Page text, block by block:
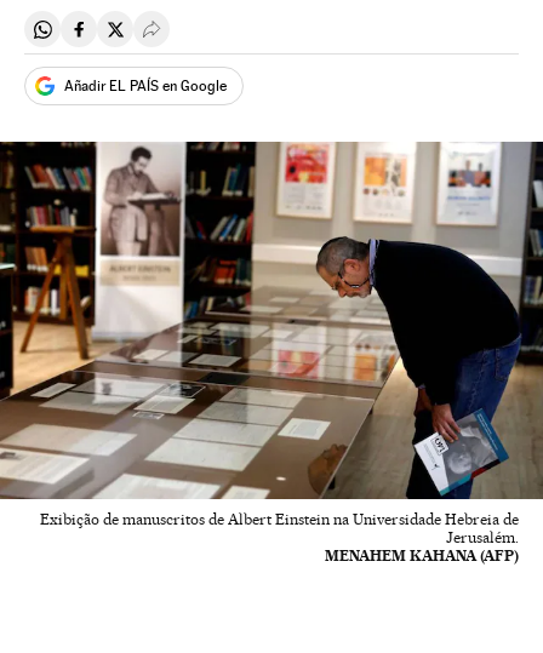
Compartir en Whatsapp
Compartir en Facebook
Compartir en Twitter
Desplegar Redes Sociales
Añadir EL PAÍS en Google
Exibição de manuscritos de Albert Einstein na Universidade Hebreia de
Jerusalém.
MENAHEM KAHANA (AFP)